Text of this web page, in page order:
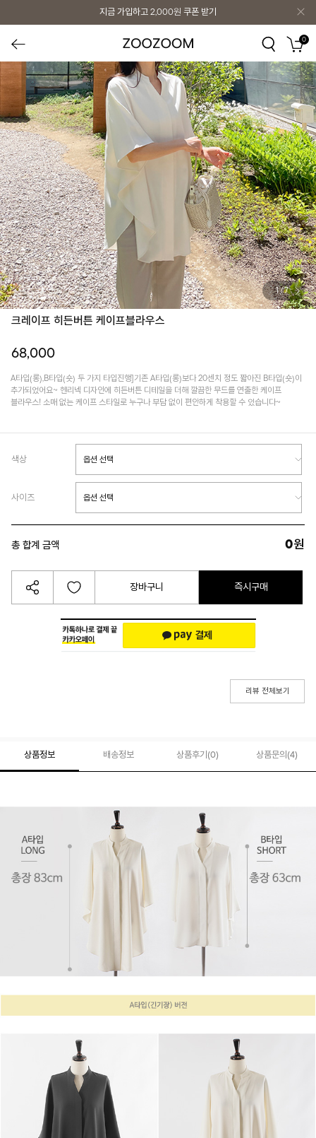
지금 가입하고 2,000원 쿠폰 받기
0
1/7
크레이프 히든버튼 케이프블라우스
68,000
A타입(롱),B타입(숏) 두 가지 타입진행]기존 A타입(롱)보다 20센치 정도 짧아진 B타입(숏)이
추가되었어요~ 헨리넥 디자인에 히든버튼 디테일을 더해 깔끔한 무드를 연출한 케이프
블라우스! 소매 없는 케이프 스타일로 누구나 부담 없이 편안하게 착용할 수 있습니다~
색상
사이즈
총 합계 금액 0원
장바구니 즉시구매
리뷰 전체보기
상품정보 배송정보 상품후기(0) 상품문의 (4)